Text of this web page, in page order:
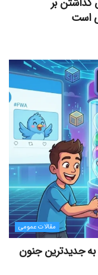
است
مقالات عمومی
جدیدترین جنون